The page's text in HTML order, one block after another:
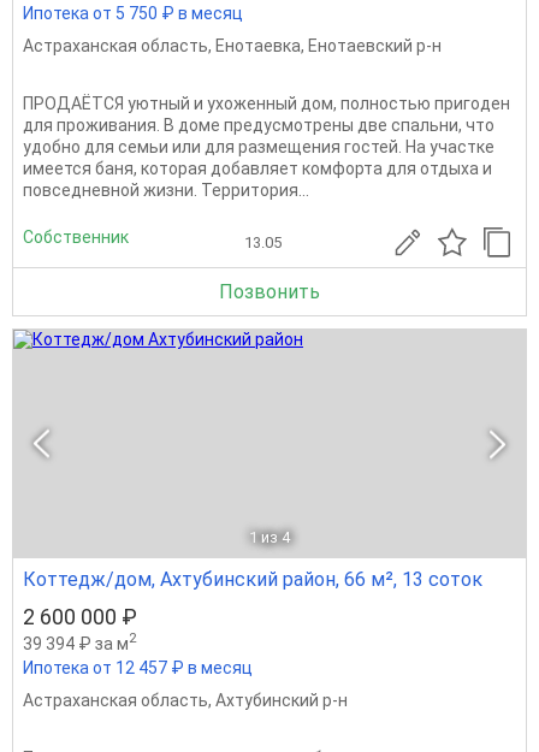
Ипотека от 5 750 ₽ в месяц
Астраханская область, Енотаевка, Енотаевский р-н
ПРОДАЁТСЯ уютный и ухоженный дом, полностью пригоден
для проживания. В доме предусмотрены две спальни, что
удобно для семьи или для размещения гостей. На участке
имеется баня, которая добавляет комфорта для отдыха и
повседневной жизни. Территория...
Собственник 13.05
Позвонить
1 из 4
Коттедж/дом, Ахтубинский район, 66 м², 13 соток
2 600 000 ₽
39 394 ₽ за м2
Ипотека от 12 457 ₽ в месяц
Астраханская область, Ахтубинский р-н